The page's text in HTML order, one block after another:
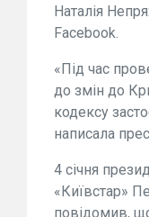
Наталія
Facebook.
«Під час
до змін до
кодексу
написала
4 січня
«Київстар»
повідомив,